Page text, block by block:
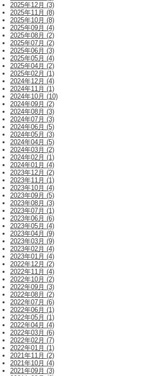
2025年12月 (3)
2025年11月 (8)
2025年10月 (8)
2025年09月 (4)
2025年08月 (2)
2025年07月 (2)
2025年06月 (3)
2025年05月 (4)
2025年04月 (2)
2025年02月 (1)
2024年12月 (4)
2024年11月 (1)
2024年10月 (10)
2024年09月 (2)
2024年08月 (3)
2024年07月 (3)
2024年06月 (5)
2024年05月 (3)
2024年04月 (5)
2024年03月 (2)
2024年02月 (1)
2024年01月 (4)
2023年12月 (2)
2023年11月 (1)
2023年10月 (4)
2023年09月 (5)
2023年08月 (3)
2023年07月 (1)
2023年06月 (6)
2023年05月 (4)
2023年04月 (9)
2023年03月 (9)
2023年02月 (4)
2023年01月 (4)
2022年12月 (2)
2022年11月 (4)
2022年10月 (2)
2022年09月 (3)
2022年08月 (2)
2022年07月 (6)
2022年06月 (1)
2022年05月 (1)
2022年04月 (4)
2022年03月 (6)
2022年02月 (7)
2022年01月 (1)
2021年11月 (2)
2021年10月 (4)
2021年09月 (3)